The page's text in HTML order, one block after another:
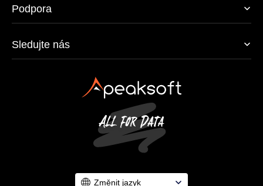
Podpora
Sledujte nás
Změnit jazyk